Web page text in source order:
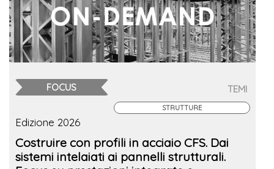
FOCUS TEMI
STRUTTURE
Edizione 2026
Costruire con profili in acciaio CFS. Dai
sistemi intelaiati ai pannelli strutturali.